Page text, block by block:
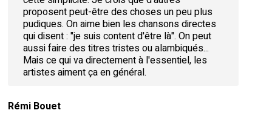
proposent peut-être des choses un peu plus
pudiques. On aime bien les chansons directes
qui disent : "je suis content d'être là". On peut
aussi faire des titres tristes ou alambiqués...
Mais ce qui va directement à l'essentiel, les
artistes aiment ça en général.
Rémi Bouet